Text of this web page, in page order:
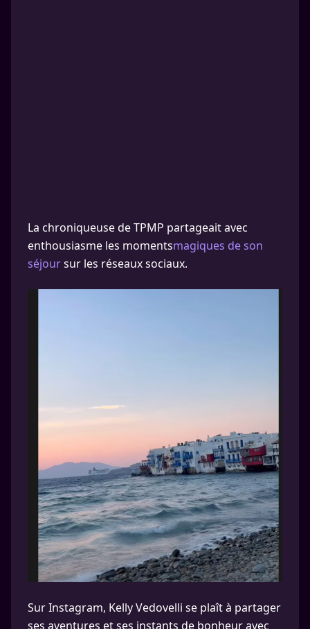
La chroniqueuse de TPMP partageait avec
enthousiasme les momentsmagiques de son
séjoursur les réseaux sociaux.
Sur Instagram, Kelly Vedovelli se plaît à partager
ses aventures et ses instants de bonheur avec